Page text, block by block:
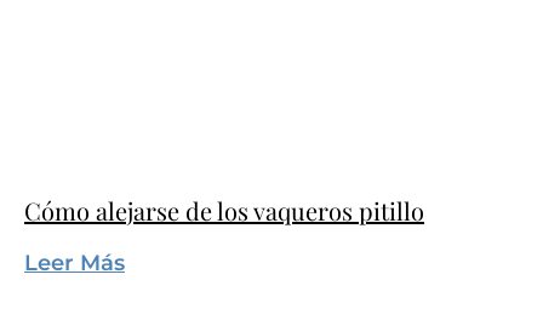
Cómo alejarse de los vaqueros pitillo
Leer Más